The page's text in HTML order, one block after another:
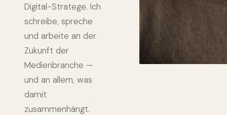
Digital-Stratege. Ich
schreibe, spreche
und arbeite an der
Zukunft der
Medienbranche —
und an allem, was
damit
zusammenhängt.